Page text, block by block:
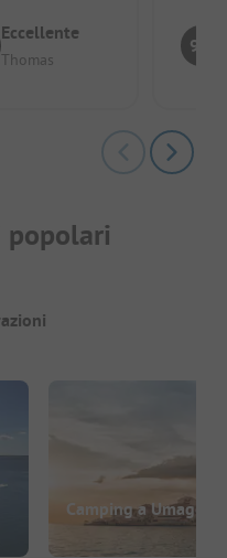
Eccellente
Thomas
9.5
popolari
Camping a Umago